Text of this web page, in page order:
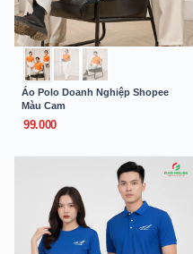
Áo Polo Doanh Nghiệp Shopee
Màu Cam
99.000